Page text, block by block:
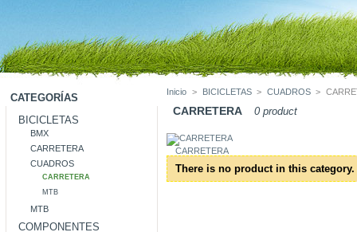
CATEGORÍAS
BICICLETAS
BMX
CARRETERA
CUADROS
CARRETERA
MTB
MTB
COMPONENTES
Inicio > BICICLETAS > CUADROS >
CARRETERA 0 product
CARRETERA
There is no product in this category.